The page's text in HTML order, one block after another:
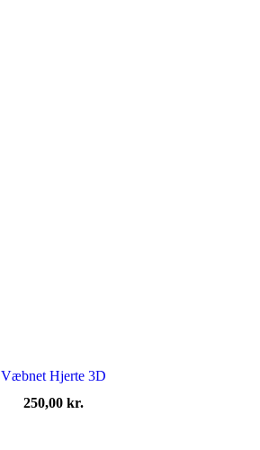
Væbnet Hjerte 3D
250,00 kr.